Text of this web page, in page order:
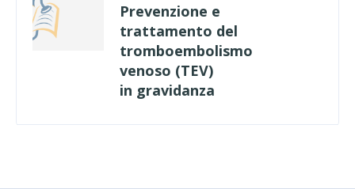
Prevenzione e
trattamento del
tromboembolismo
venoso (TEV)
in gravidanza